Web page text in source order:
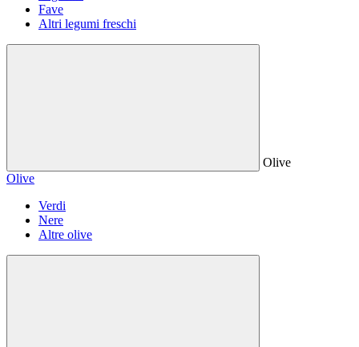
Fave
Altri legumi freschi
Olive
Olive
Verdi
Nere
Altre olive